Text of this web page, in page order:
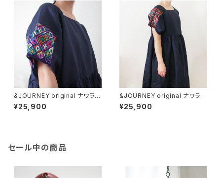
&JOURNEY original ナワラ織
り袖のリネンワンピース/ Navy
/287a/ GUATEMALA グアテ
¥25,900
&JOURNEY original ナワラ織
り袖のリネンワンピース/ Navy
/287b/ GUATEMALA グアテ
¥25,900
セール中の商品